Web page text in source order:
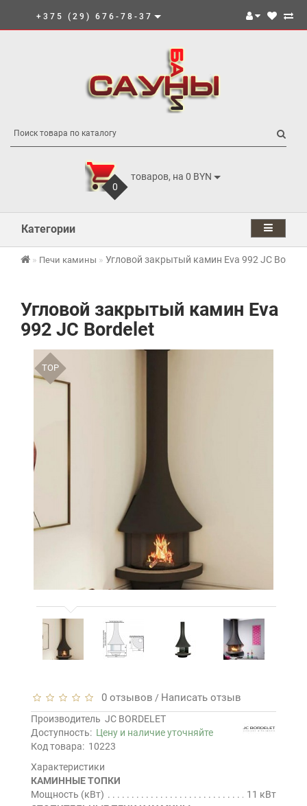
+375 (29) 676-78-37
0
товаров, на 0 BYN
Категории
Печи камины Угловой закрытый камин Eva 992 JC
Угловой закрытый камин Eva
992 JC Bordelet
TOP
0 отзывов / Написать отзыв
Производитель JC BORDELET
Доступность: Цену и наличие уточняйте
Код товара: 10223
Характеристики
КАМИННЫЕ ТОПКИ
Мощность (кВт)
11 кВт